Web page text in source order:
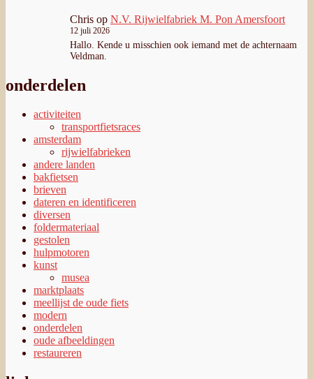
Chris op N.V. Rijwielfabriek M. Pon Amersfoort
12 juli 2026
Hallo. Kende u misschien ook iemand met de achternaam
Veldman.
onderdelen
activiteiten
transportfietsraces
amsterdam
rijwielfabrieken
andere landen
bakfietsen
brieven
dateren en identificeren
diversen
foldermateriaal
gestolen
hulpmotoren
kunst
musea
marktplaats
meellijst de oude fiets
modern
onderdelen
oude afbeeldingen
restaureren